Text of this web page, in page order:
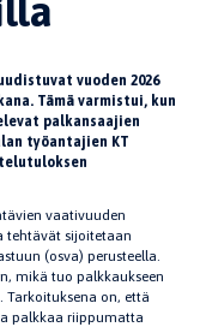
vuoden 2026
Tämä varmistui, kun
palkansaajien
työantajien KT
vaativuuden
tehtävät sijoitetaan
(osva) perusteella.
mikä tuo palkkaukseen
on, että
palkkaa riippumatta